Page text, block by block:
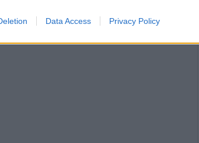
Data Access Privacy Policy